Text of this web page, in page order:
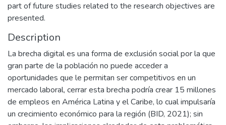
part of future studies related to the research objectives are
presented.
Description
La brecha digital es una forma de exclusión social por la que
gran parte de la población no puede acceder a
oportunidades que le permitan ser competitivos en un
mercado laboral, cerrar esta brecha podría crear 15 millones
de empleos en América Latina y el Caribe, lo cual impulsaría
un crecimiento económico para la región (BID, 2021); sin